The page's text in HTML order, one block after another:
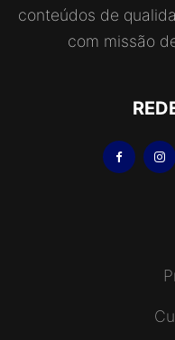
conteúdos de
com missão